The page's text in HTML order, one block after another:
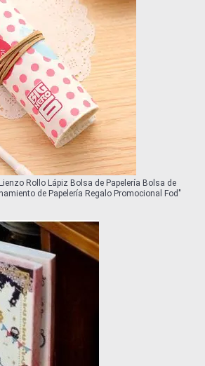
Rollo Lápiz Bolsa de Papelería Bolsa de
de Papelería Regalo Promocional Fod "